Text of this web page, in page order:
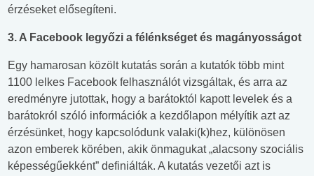
érzéseket elősegíteni.
3. A Facebook legyőzi a félénkséget és magányosságot
Egy hamarosan közölt kutatás során a kutatók több mint
1100 lelkes Facebook felhasználót vizsgáltak, és arra az
eredményre jutottak, hogy a barátoktól kapott levelek és a
barátokról szóló információk a kezdőlapon mélyítik azt az
érzésünket, hogy kapcsolódunk valaki(k)hez, különösen
azon emberek körében, akik önmagukat „alacsony szociális
képességűekként” definiálták. A kutatás vezetői azt is